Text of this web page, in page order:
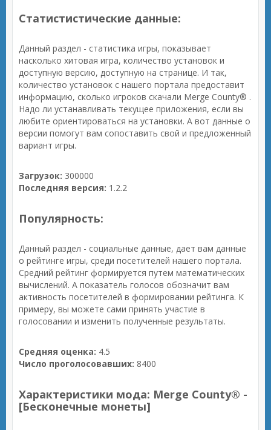
Статистистические данные:
Данный раздел - статистика игры, показывает
насколько хитовая игра, количество установок и
доступную версию, доступную на странице. И так,
количество установок с нашего портала предоставит
информацию, сколько игроков скачали Merge County® .
Надо ли устанавливать текущее приложения, если вы
любите ориентироваться на установки. А вот данные о
версии помогут вам сопоставить свой и предложенный
вариант игры.
Загрузок: 300000
Последняя версия: 1.2.2
Популярность:
Данный раздел - социальные данные, дает вам данные
о рейтинге игры, среди посетителей нашего портала.
Средний рейтинг формируется путем математических
вычислений. А показатель голосов обозначит вам
активность посетителей в формировании рейтинга. К
примеру, вы можете сами принять участие в
голосовании и изменить полученные результаты.
Средняя оценка: 4.5
Число проголосовавших: 8400
Характеристики мода: Merge County® -
[Бесконечные монеты]